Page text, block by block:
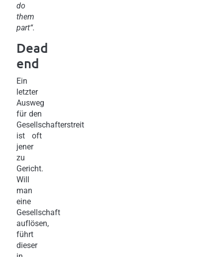
do
them
part“.
Dead
end
Ein
letzter
Ausweg
für den
Gesellschafterstreit
ist oft
jener
zu
Gericht.
Will
man
eine
Gesellschaft
auflösen,
führt
dieser